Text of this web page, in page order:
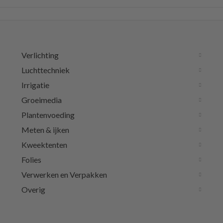
Verlichting
Luchttechniek
Irrigatie
Groeimedia
Plantenvoeding
Meten & ijken
Kweektenten
Folies
Verwerken en Verpakken
Overig